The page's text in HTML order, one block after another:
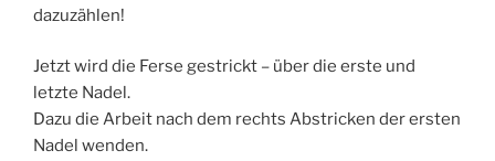
dazuzählen!
Jetzt wird die Ferse gestrickt – über die erste und
letzte Nadel.
Dazu die Arbeit nach dem rechts Abstricken der ersten
Nadel wenden.